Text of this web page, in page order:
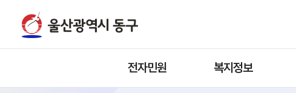
전자민원 복지정보